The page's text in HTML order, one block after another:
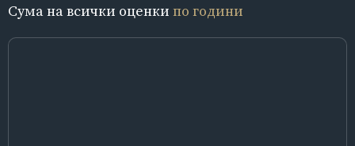
Сума на всички оценки по години